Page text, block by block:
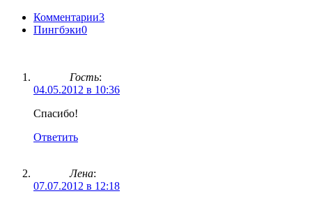
Комментарии3
Пингбэки0
Гость:
04.05.2012 в 10:36
Спасибо!
Ответить
Лена:
07.07.2012 в 12:18